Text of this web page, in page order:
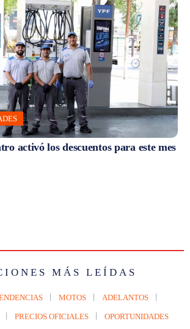
activó los descuentos para este mes
MÁS LEÍDAS
MOTOS ADELANTOS
PRECIOS OFICIALES OPORTUNIDADES